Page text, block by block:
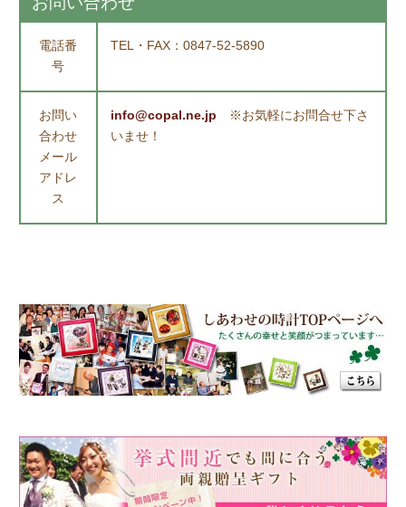
電話番
号
TEL・FAX：0847-52-5890
お問い
合わせ
メール
アドレ
ス
info@copal.ne.jp ※お気軽にお問合せ下さ
いませ！